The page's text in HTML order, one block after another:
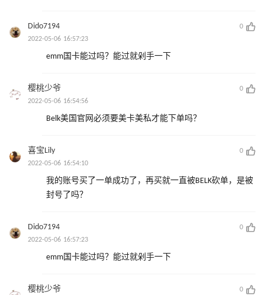
Dido7194
0
2022-05-06 16:57:23
emm国卡能过吗？能过就剁手一下
樱桃少爷
0
2022-05-06 16:54:56
Belk美国官网必须要美卡美私才能下单吗？
喜宝Lily
0
2022-05-06 16:54:10
我的账号买了一单成功了，再买就一直被BELK砍单，是被
封号了吗？
Dido7194
0
2022-05-06 16:57:23
emm国卡能过吗？能过就剁手一下
樱桃少爷 0